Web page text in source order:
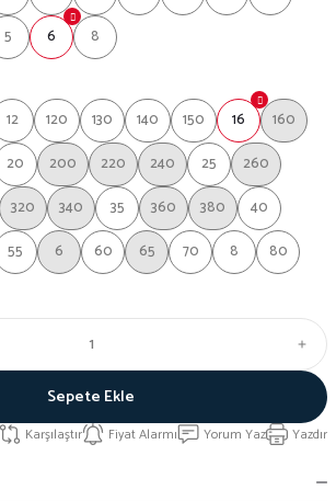
5 6
8
12 120 130 140 150 16
160
20 200 220 240 25
260
320 340 35 360 380
40
55 6 60 65 70 8
80
Sepete Ekle
Karşılaştır Fiyat Alarmı Yorum Yaz Yazdır